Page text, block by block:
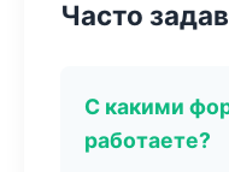
Часто
С какими
работаете?